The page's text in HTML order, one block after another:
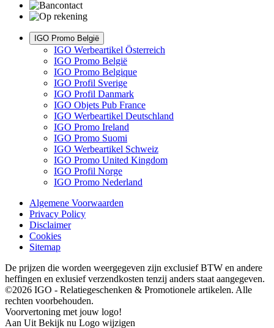
IGO Promo België
IGO Werbeartikel Österreich
IGO Promo België
IGO Promo Belgique
IGO Profil Sverige
IGO Profil Danmark
IGO Objets Pub France
IGO Werbeartikel Deutschland
IGO Promo Ireland
IGO Promo Suomi
IGO Werbeartikel Schweiz
IGO Promo United Kingdom
IGO Profil Norge
IGO Promo Nederland
Algemene Voorwaarden
Privacy Policy
Disclaimer
Cookies
Sitemap
De prijzen die worden weergegeven zijn exclusief BTW en andere
heffingen en exlusief verzendkosten tenzij anders staat aangegeven.
©2026 IGO - Relatiegeschenken & Promotionele artikelen. Alle
rechten voorbehouden.
Voorvertoning met jouw logo!
Aan Uit Bekijk nu Logo wijzigen